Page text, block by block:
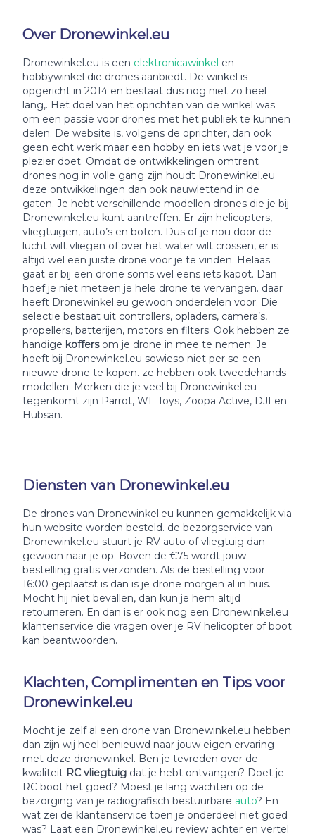
Over Dronewinkel.eu
Dronewinkel.eu is een elektronicawinkel en
hobbywinkel die drones aanbiedt. De winkel is
opgericht in 2014 en bestaat dus nog niet zo heel
lang,. Het doel van het oprichten van de winkel was
om een passie voor drones met het publiek te kunnen
delen. De website is, volgens de oprichter, dan ook
geen echt werk maar een hobby en iets wat je voor je
plezier doet. Omdat de ontwikkelingen omtrent
drones nog in volle gang zijn houdt Dronewinkel.eu
deze ontwikkelingen dan ook nauwlettend in de
gaten. Je hebt verschillende modellen drones die je bij
Dronewinkel.eu kunt aantreffen. Er zijn helicopters,
vliegtuigen, auto’s en boten. Dus of je nou door de
lucht wilt vliegen of over het water wilt crossen, er is
altijd wel een juiste drone voor je te vinden. Helaas
gaat er bij een drone soms wel eens iets kapot. Dan
hoef je niet meteen je hele drone te vervangen. daar
heeft Dronewinkel.eu gewoon onderdelen voor. Die
selectie bestaat uit controllers, opladers, camera’s,
propellers, batterijen, motors en filters. Ook hebben ze
handige koffersom je drone in mee te nemen. Je
hoeft bij Dronewinkel.eu sowieso niet per se een
nieuwe drone te kopen. ze hebben ook tweedehands
modellen. Merken die je veel bij Dronewinkel.eu
tegenkomt zijn Parrot, WL Toys, Zoopa Active, DJI en
Hubsan.
Diensten van Dronewinkel.eu
De drones van Dronewinkel.eu kunnen gemakkelijk via
hun website worden besteld. de bezorgservice van
Dronewinkel.eu stuurt je RV auto of vliegtuig dan
gewoon naar je op. Boven de €75 wordt jouw
bestelling gratis verzonden. Als de bestelling voor
16:00 geplaatst is dan is je drone morgen al in huis.
Mocht hij niet bevallen, dan kun je hem altijd
retourneren. En dan is er ook nog een Dronewinkel.eu
klantenservice die vragen over je RV helicopter of boot
kan beantwoorden.
Klachten, Complimenten en Tips voor
Dronewinkel.eu
Mocht je zelf al een drone van Dronewinkel.eu hebben
dan zijn wij heel benieuwd naar jouw eigen ervaring
met deze dronewinkel. Ben je tevreden over de
kwaliteit RC vliegtuig dat je hebt ontvangen? Doet je
RC boot het goed? Moest je lang wachten op de
bezorging van je radiografisch bestuurbare auto? En
wat zei de klantenservice toen je onderdeel niet goed
was? Laat een Dronewinkel.eu review achter en vertel